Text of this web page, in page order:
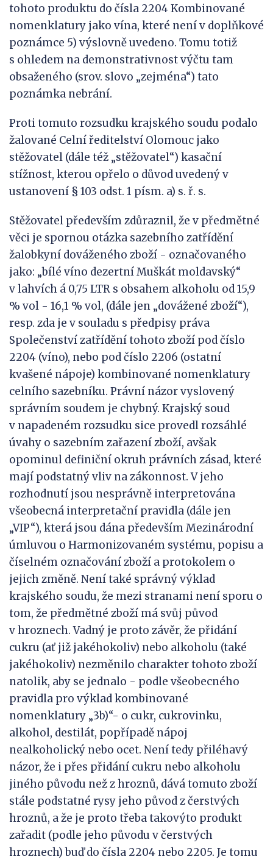
tohoto produktu do čísla 2204 Kombinované
nomenklatury jako vína, které není v doplňkové
poznámce 5) výslovně uvedeno. Tomu totiž
s ohledem na demonstrativnost výčtu tam
obsaženého (srov. slovo „zejména“) tato
poznámka nebrání.
Proti tomuto rozsudku krajského soudu podalo
žalované Celní ředitelství Olomouc jako
stěžovatel (dále též „stěžovatel“) kasační
stížnost, kterou opřelo o důvod uvedený v
ustanovení § 103 odst. 1 písm. a) s. ř. s.
Stěžovatel především zdůraznil, že v předmětné
věci je spornou otázka sazebního zatřídění
žalobkyní dováženého zboží - označovaného
jako: „bílé víno dezertní Muškát moldavský“
v lahvích á 0,75 LTR s obsahem alkoholu od 15,9
% vol - 16,1 % vol, (dále jen „dovážené zboží“),
resp. zda je v souladu s předpisy práva
Společenství zatřídění tohoto zboží pod číslo
2204 (víno), nebo pod číslo 2206 (ostatní
kvašené nápoje) kombinované nomenklatury
celního sazebníku. Právní názor vyslovený
správním soudem je chybný. Krajský soud
v napadeném rozsudku sice provedl rozsáhlé
úvahy o sazebním zařazení zboží, avšak
opominul definiční okruh právních zásad, které
mají podstatný vliv na zákonnost. V jeho
rozhodnutí jsou nesprávně interpretována
všeobecná interpretační pravidla (dále jen
„VIP“), která jsou dána především Mezinárodní
úmluvou o Harmonizovaném systému, popisu a
číselném označování zboží a protokolem o
jejich změně. Není také správný výklad
krajského soudu, že mezi stranami není sporu o
tom, že předmětné zboží má svůj původ
v hroznech. Vadný je proto závěr, že přidání
cukru (ať již jakéhokoliv) nebo alkoholu (také
jakéhokoliv) nezměnilo charakter tohoto zboží
natolik, aby se jednalo - podle všeobecného
pravidla pro výklad kombinované
nomenklatury „3b)“- o cukr, cukrovinku,
alkohol, destilát, popřípadě nápoj
nealkoholický nebo ocet. Není tedy přiléhavý
názor, že i přes přidání cukru nebo alkoholu
jiného původu než z hroznů, dává tomuto zboží
stále podstatné rysy jeho původ z čerstvých
hroznů, a že je proto třeba takovýto produkt
zařadit (podle jeho původu v čerstvých
hroznech) buď do čísla 2204 nebo 2205. Je tomu